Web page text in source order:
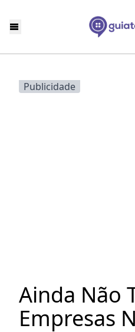
Publicidade
Ainda Não
Empresas